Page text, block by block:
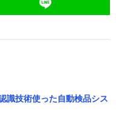
識技術使った自動検品シス